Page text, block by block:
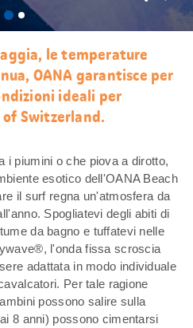
Mi
le temperature
OANA garantisce per
ideali per
Switzerland.
i piumini o che piova a dirotto,
esotico dell'OANA Beach
il surf regna un'atmosfera da
Spogliatevi degli abiti di
da bagno e tuffatevi nelle
l'onda fissa scroscia
adattata in modo individuale
Per tale ragione
possono salire sulla
8 anni) possono cimentarsi